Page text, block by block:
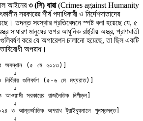
১০০ ডলারের…
জি’ বিপ্লব: বাংলাদেশ,…
ক্রীড়া উৎসবে…
আইনের৩ (সি) ধারা(Crimes against Humanity
সরকারের শীর্ষ পদাধিকারী ও নির্দেশদাতাদের
তদন্ত সংস্থার প্রতিবেদনে স্পষ্ট বলা হয়েছে যে, ৫
সাধারণ মানুষের ওপর আধুনিক রাষ্ট্রীয় অস্ত্র, প্রাণঘাতী
গুলিবর্ষণ করে যে অপারেশন চালানো হয়েছে, তা ছিল একটি
অপরাধ।
অবস্থান (৫ মে ২০১৩)]
গুলিবর্ষণ (৫-৬ মে মধ্যরাত)]
সরকারের রাজনৈতিক নিপীড়ন]
ও আন্তর্জাতিক অপরাধ ট্রাইব্যুনালে পুনস্তদন্ত]